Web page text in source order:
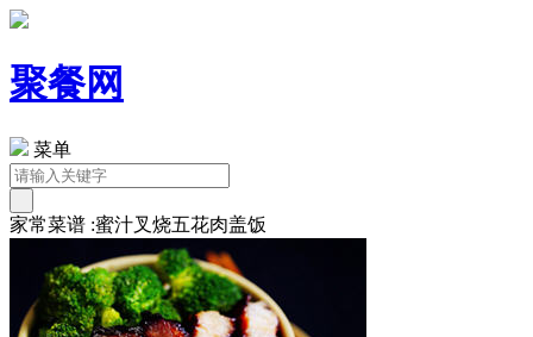
聚餐网
菜单
家常菜谱 :蜜汁叉烧五花肉盖饭